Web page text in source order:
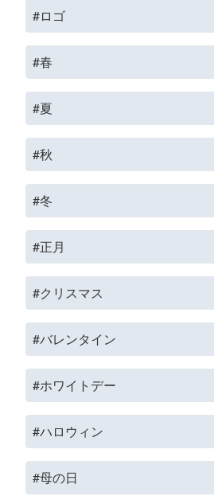
#ロゴ
#春
#夏
#秋
#冬
#正月
#クリスマス
#バレンタイン
#ホワイトデー
#ハロウィン
#母の日